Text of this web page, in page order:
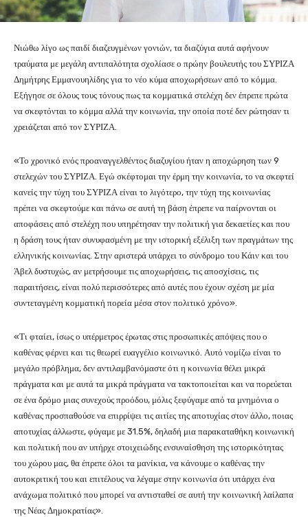
Νιώθω λίγο ως παιδί διαζευγμένων γονιών, τα διαζύγια αυτά αφήνουν
τραύματα με μεγάλη αντιπαλότητα σχολίασε ο πρώην βουλευτής του ΣΥΡΙΖΑ
Δημήτρης Εμμανουηλίδης για το νέο κύμα αποχωρήσεων από το κόμμα.
Εξήγησε σε όλους τους τόνους πως τα κομματικά στελέχη δεν έπρεπε πρώτα
να σκεφτόνται το κόμμα αλλά την κοινωνία, την οποία ποτέ δεν ρώτησαν τι
χρειάζεται από τον ΣΥΡΙΖΑ.
«Το χρονικό ενός προαναγγελθέντος διαζυγίου ήταν η αποχώρηση των 9
στελεχών του ΣΥΡΙΖΑ. Εγώ σκέφτομαι την έρμη την κοινωνία, το να σκεφτεί
κανείς την τύχη του ΣΥΡΙΖΑ είναι το λιγότερο, την τύχη της κοινωνίας
πρέπει να σκεφτούμε και πάνω σε αυτή τη βάση έπρεπε να παίρνονται οι
αποφάσεις από στελέχη που υπηρέτησαν την πολιτική για δεκαετίες και που
η δράση τους ήταν συνυφασμένη με την ιστορική εξέλιξη των πραγμάτων της
ελληνικής κοινωνίας. Στην αριστερά υπάρχει το σύνδρομο του Κάιν και του
Άβελ δυστυχώς, αν μετρήσουμε τις αποχωρήσεις, τις αποσχίσεις, τις
παραιτήσεις, είναι πολύ περισσότερες από αυτές που έχουν σχέση με μία
συντεταγμένη κομματική πορεία μέσα στον πολιτικό χρόνο».
«Τι φταίει, ίσως ο υπέρμετρος έρωτας στις προσωπικές απόψεις που ο
καθένας φέρνει και τις θεωρεί ευαγγέλιο κοινωνικό. Αυτό νομίζω είναι το
μεγάλο πρόβλημα, δεν αντιλαμβανόμαστε ότι η κοινωνία θέλει μικρά
πράγματα και με αυτά τα μικρά πράγματα να τακτοποιείται και να πορεύεται
σε ένα δρόμο μιας συνεχούς προόδου, μόλις ξεφύγαμε από τα μνημόνια ο
καθένας προσπαθούσε να επιρρίψει τις αιτίες της αποτυχίας στον άλλο, ποιας
αποτυχίας άλλωστε, φύγαμε με 31.5%, δηλαδή μια παρακαταθήκη κοινωνική
και πολιτική που αν υπήρχε στοιχειώδης ενσυναίσθηση της ιστορικότητας
του χώρου μας, θα έπρεπε όλοι τα μανίκια, να κάνουμε ο καθένας την
αυτοκριτική του και επιτέλους να λέγαμε στην κοινωνία ότι υπάρχει ένα
ανάχωμα πολιτικό που μπορεί να αντισταθεί σε αυτή την κοινωνική λαίλαπα
της Νέας Δημοκρατίας».